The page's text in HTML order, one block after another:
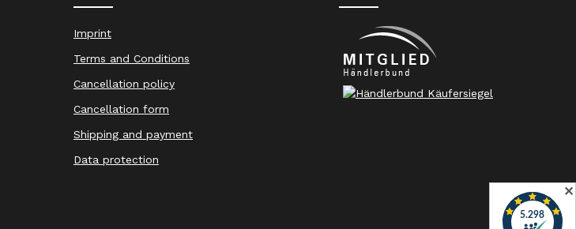
Imprint
Terms and Conditions
Cancellation policy
Cancellation form
Shipping and payment
Data protection
✕